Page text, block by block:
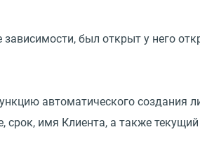
был открыт у него
автоматического создания
имя Клиента, а также